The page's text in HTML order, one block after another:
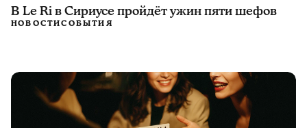
В Le Ri в Сириусе пройдёт ужин пяти шефов
НОВОСТИСОБЫТИЯ